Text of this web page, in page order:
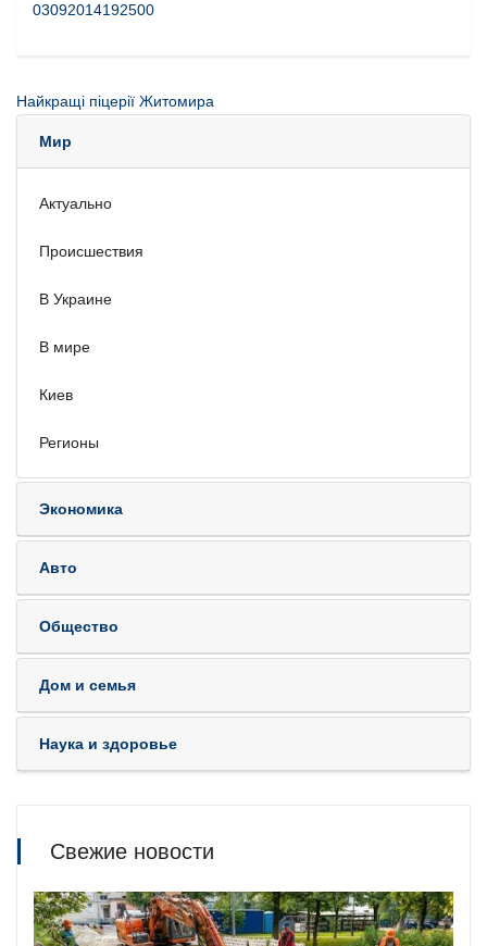
03092014192500
Найкращі піцерії Житомира
Мир
Актуально
Происшествия
В Украине
В мире
Киев
Регионы
Экономика
Авто
Общество
Дом и семья
Наука и здоровье
Свежие новости